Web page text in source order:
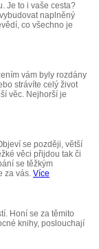
Je to i vaše cesta?
naplněný
co všechno je
vám byly rozdány
strávíte celý život
věc. Nejhorší je
se později, větší
věci přijdou tak či
se těžkým
za vás. Více
Honí se za těmito
knihy, poslouchají